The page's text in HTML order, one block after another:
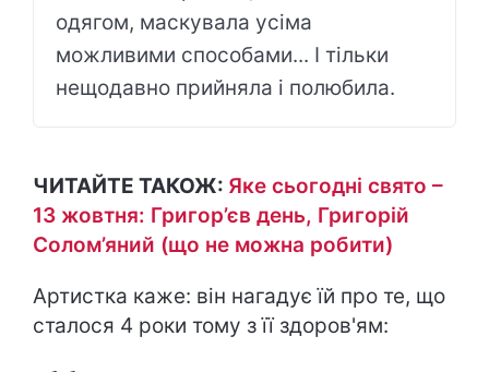
одягом, маскувала усіма
можливими способами... І тільки
нещодавно прийняла і полюбила.
ЧИТАЙТЕ ТАКОЖ: Яке сьогодні свято –
13 жовтня: Григор’єв день, Григорій
Солом’яний (що не можна робити)
Артистка каже: він нагадує їй про те, що
сталося 4 роки тому з її здоров'ям: